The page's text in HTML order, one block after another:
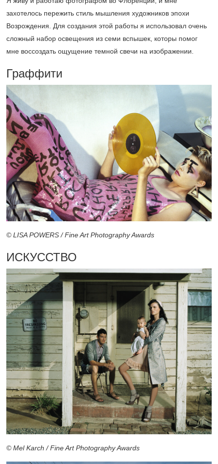
захотелось пережить стиль мышления художников эпохи
Возрождения. Для создания этой работы я использовал очень
сложный набор освещения из семи вспышек, которы помог
мне воссоздать ощущение темной свечи на изображении.
Граффити
© LISA POWERS / Fine Art Photography Awards
ИСКУССТВО
© Mel Karch / Fine Art Photography Awards